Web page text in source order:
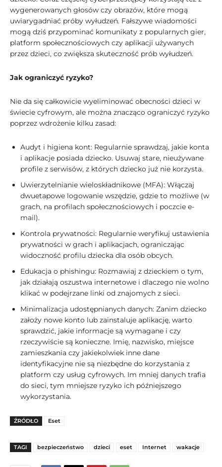
wygenerowanych głosów czy obrazów, które mogą
uwiarygadniać próby wyłudzeń. Fałszywe wiadomości
mogą dziś przypominać komunikaty z popularnych gier,
platform społecznościowych czy aplikacji używanych
przez dzieci, co zwiększa skuteczność prób wyłudzeń.
Jak ograniczyć ryzyko?
Nie da się całkowicie wyeliminować obecności dzieci w
świecie cyfrowym, ale można znacząco ograniczyć ryzyko
poprzez wdrożenie kilku zasad:
Audyt i higiena kont: Regularnie sprawdzaj, jakie konta
i aplikacje posiada dziecko. Usuwaj stare, nieużywane
profile z serwisów, z których dziecko już nie korzysta.
Uwierzytelnianie wieloskładnikowe (MFA): Włączaj
dwuetapowe logowanie wszędzie, gdzie to możliwe (w
grach, na profilach społecznościowych i poczcie e-
mail).
Kontrola prywatności: Regularnie weryfikuj ustawienia
prywatności w grach i aplikacjach, ograniczając
widoczność profilu dziecka dla osób obcych.
Edukacja o phishingu: Rozmawiaj z dzieckiem o tym,
jak działają oszustwa internetowe i dlaczego nie wolno
klikać w podejrzane linki od znajomych z sieci.
Minimalizacja udostępnianych danych: Zanim dziecko
założy nowe konto lub zainstaluje aplikację, warto
sprawdzić, jakie informacje są wymagane i czy
rzeczywiście są konieczne. Imię, nazwisko, miejsce
zamieszkania czy jakiekolwiek inne dane
identyfikacyjne nie są niezbędne do korzystania z
platform czy usług cyfrowych. Im mniej danych trafia
do sieci, tym mniejsze ryzyko ich późniejszego
wykorzystania.
ŹRÓDŁO Eset
TAGI bezpieczeństwo dzieci eset Internet wakacje